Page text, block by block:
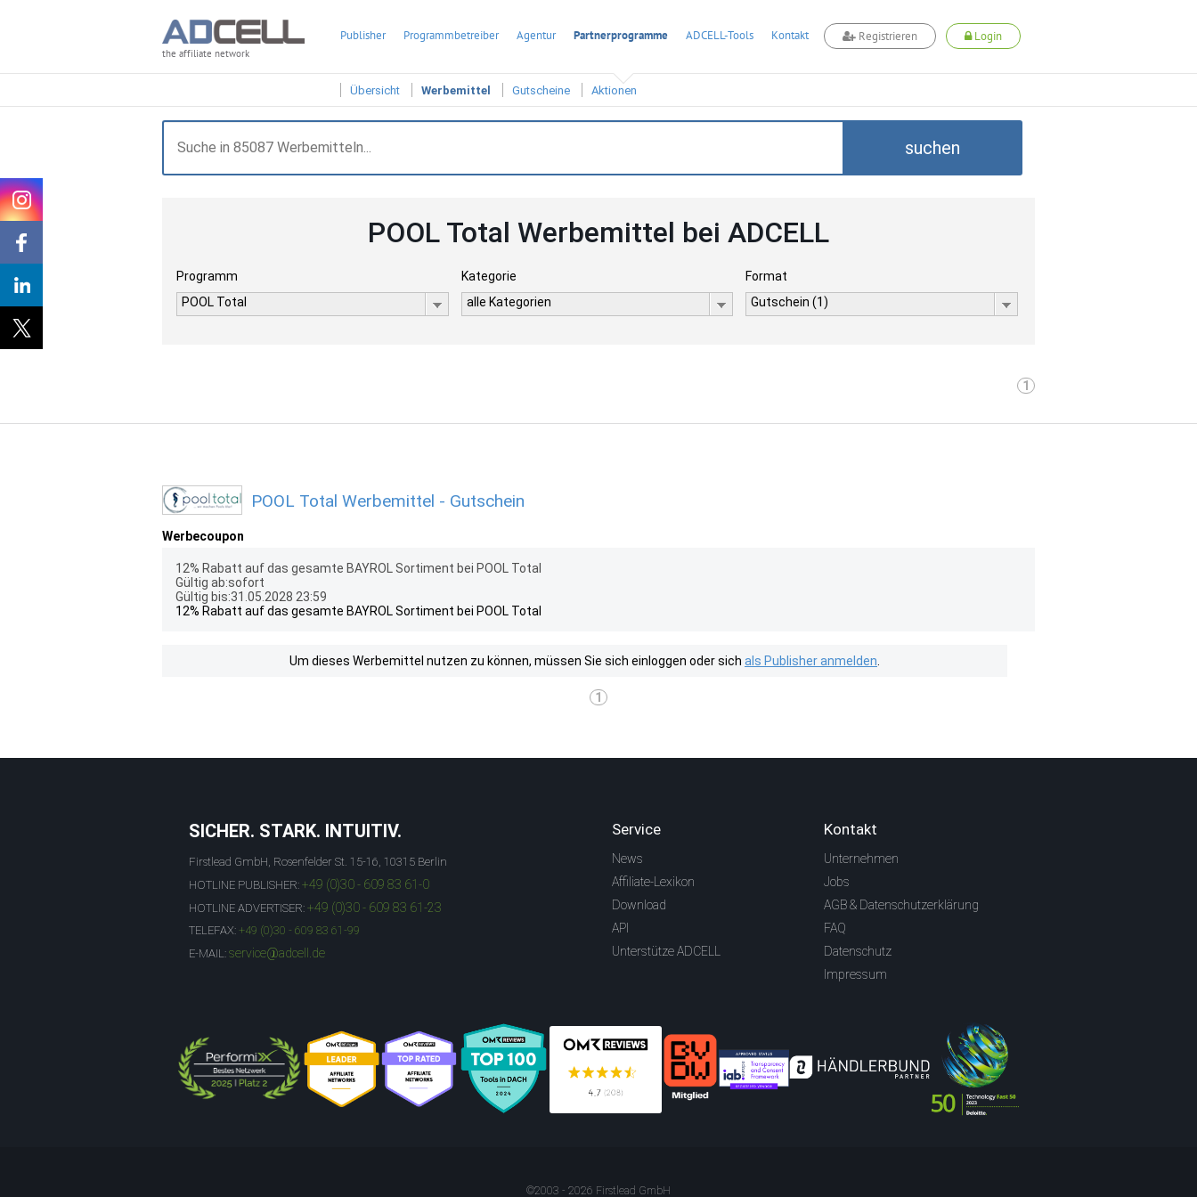
the affiliate network
Publisher Programmbetreiber Agentur Partnerprogramme ADCELL-Tools Kontakt Registrieren Login
Übersicht Werbemittel Gutscheine Aktionen
suchen
POOL Total Werbemittel bei ADCELL
Programm
POOL Total
Kategorie
alle Kategorien
Format
Gutschein (1)
1
POOL Total Werbemittel - Gutschein
Werbecoupon
12% Rabatt auf das gesamte BAYROL Sortiment bei POOL Total
Gültig ab:sofort
Gültig bis:31.05.2028 23:59
12% Rabatt auf das gesamte BAYROL Sortiment bei POOL Total
Um dieses Werbemittel nutzen zu können, müssen Sie sich einloggen oder sich als Publisher anmelden
1
SICHER. STARK. INTUITIV.
Firstlead GmbH, Rosenfelder St. 15-16, 10315 Berlin
HOTLINE PUBLISHER: +49 (0)30 - 609 83 61-0
HOTLINE ADVERTISER: +49 (0)30 - 609 83 61-23
TELEFAX: +49 (0)30 - 609 83 61-99
E-MAIL: service@adcell.de
Service
News
Affiliate-Lexikon
Download
API
Unterstütze ADCELL
Kontakt
Unternehmen
Jobs
AGB & Datenschutzerklärung
FAQ
Datenschutz
Impressum
©2003 - 2026 Firstlead GmbH